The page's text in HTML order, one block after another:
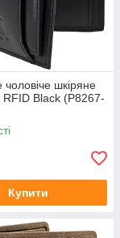
шкіряне
Black (P8267-
Купити